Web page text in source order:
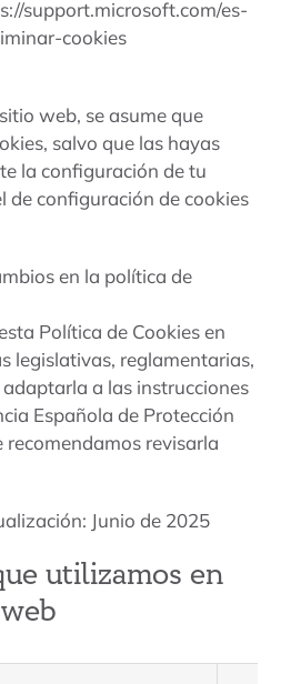
support.microsoft.com/es-
cookies
web, se asume que
salvo que las hayas
la configuración de tu
de configuración de cookies
en la política de
Política de Cookies en
legislativas, reglamentarias,
a las instrucciones
Española de Protección
recomendamos revisarla
Junio de 2025
utilizamos en